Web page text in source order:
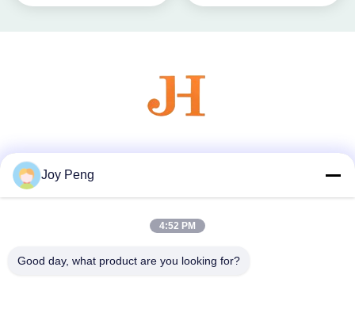
Couvertures de couverture
Contactez rapidement
Télégramme
Joy Peng
4:52 PM
Good day, what product are you looking for?